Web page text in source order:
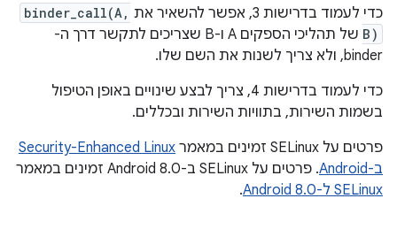
כדי לעמוד בדרישות 3, אפשר להשאיר את
binder_call(A,
B)
של תהליכי הספקים A ו-B שצריכים לתקשר דרך ה-
binder, ולא צריך לשנות את השם שלו.
כדי לעמוד בדרישות 4, צריך לבצע שינויים באופן הטיפול
בשמות השירות, בתוויות השירות ובכללים.
פרטים על SELinux זמינים במאמר
Security-Enhanced Linux
ב-Android
. פרטים על SELinux ב-Android 8.0 זמינים במאמר
SELinux ל-Android 8.0
.